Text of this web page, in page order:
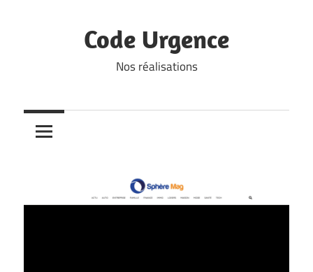
Code Urgence
Nos réalisations